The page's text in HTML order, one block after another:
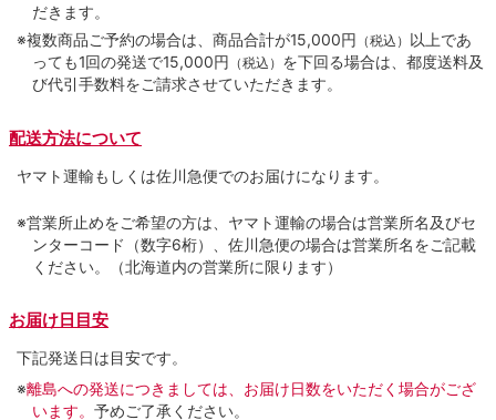
だきます。
※複数商品ご予約の場合は、商品合計が15,000円 （税込） 以上であ
っても1回の発送で15,000円 （税込） を下回る場合は、都度送料及
び代引手数料をご請求させていただきます。
配送方法について
ヤマト運輸もしくは佐川急便でのお届けになります。
※営業所止めをご希望の方は、ヤマト運輸の場合は営業所名及びセ
ンターコード（数字6桁）、佐川急便の場合は営業所名をご記載
ください。（北海道内の営業所に限ります）
お届け日目安
下記発送日は目安です。
※離島への発送につきましては、お届け日数をいただく場合がござ
います。 予めご了承ください。